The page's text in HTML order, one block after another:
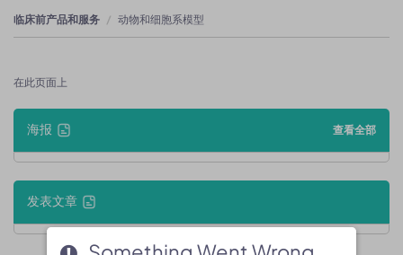
临床前产品和服务 动物和细胞系模型
在此页面上
海报 查看全部
发表文章